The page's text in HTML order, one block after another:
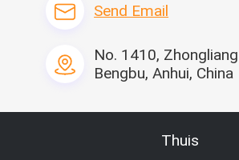
Send Email
No. 1410,
Bengbu, Anhui, China
Thuis